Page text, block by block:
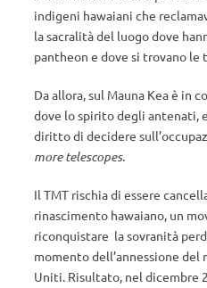
indigeni hawaiani che
la sacralità del luogo dove
pantheon e dove si trovano
Da allora, sul Mauna Kea è in
dove lo spirito degli antenati,
diritto di decidere
more telescopes.
Il TMT rischia di essere
rinascimento hawaiano, un
riconquistare la sovranità
momento dell’annessione
Uniti. Risultato, nel dicembre